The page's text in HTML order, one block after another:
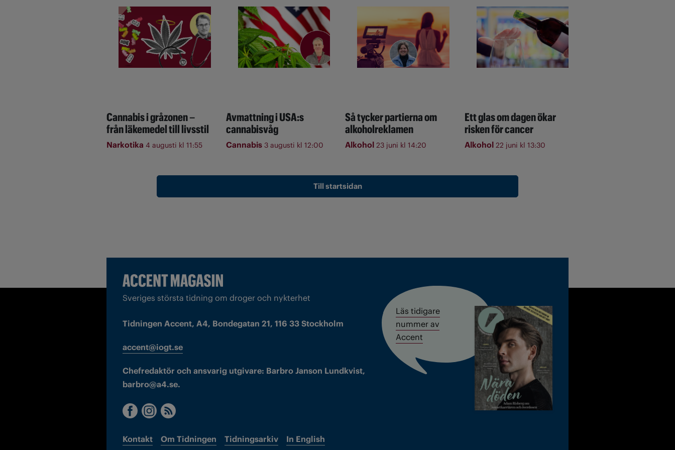
Cannabis i gråzonen –
från läkemedel till livsstil
Narkotika 4 augusti kl 11:55
Avmattning i USA:s
cannabisvåg
Cannabis 3 augusti kl 12:00
Så tycker partierna om
alkoholreklamen
Alkohol 23 juni kl 14:20
Ett glas om dagen ökar
risken för cancer
Alkohol 22 juni kl 13:30
Till startsidan
Sveriges största tidning om droger och nykterhet
Tidningen Accent, A4, Bondegatan 21, 116 33 Stockholm
accent@iogt.se
Chefredaktör och ansvarig utgivare: Barbro Janson Lundkvist,
barbro@a4.se.
Kontakt Om Tidningen Tidningsarkiv In English
Läs tidigare
nummer av
Accent